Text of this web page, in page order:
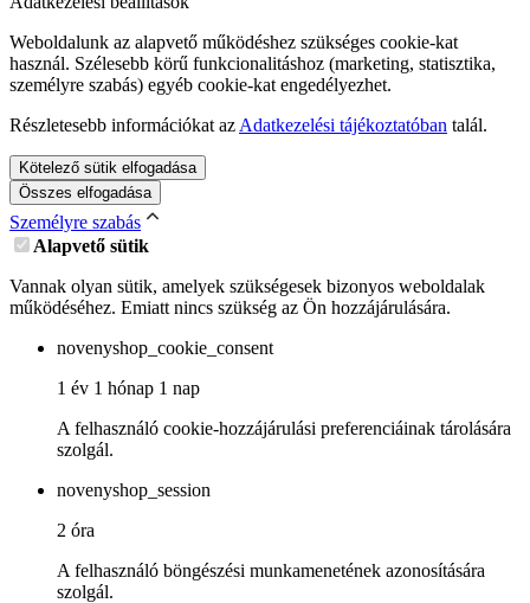
Weboldalunk az alapvető működéshez szükséges cookie-kat
használ. Szélesebb körű funkcionalitáshoz (marketing, statisztika,
személyre szabás) egyéb cookie-kat engedélyezhet.
Részletesebb információkat az Adatkezelési tájékoztatóban talál.
Kötelező sütik elfogadása
Összes elfogadása
Személyre szabás
Alapvető sütik
Vannak olyan sütik, amelyek szükségesek bizonyos weboldalak
működéséhez. Emiatt nincs szükség az Ön hozzájárulására.
novenyshop_cookie_consent
1 év 1 hónap 1 nap
A felhasználó cookie-hozzájárulási preferenciáinak tárolására
szolgál.
novenyshop_session
2 óra
A felhasználó böngészési munkamenetének azonosítására
szolgál.